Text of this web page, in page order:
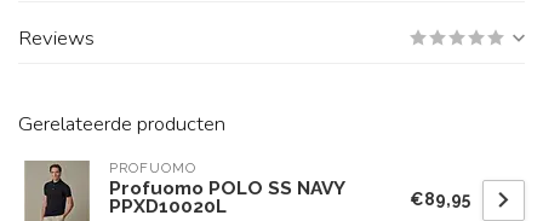
Reviews
Gerelateerde producten
PROFUOMO
Profuomo POLO SS NAVY
PPXD10020L
€89,95